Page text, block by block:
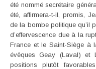
été nommé secrétaire
été, affirmera-t-il, promis,
de la bombe politique qu’il
d’effervescence due à la
France et le Saint-Siège à
évêques Geay (Laval) et
positions plutôt